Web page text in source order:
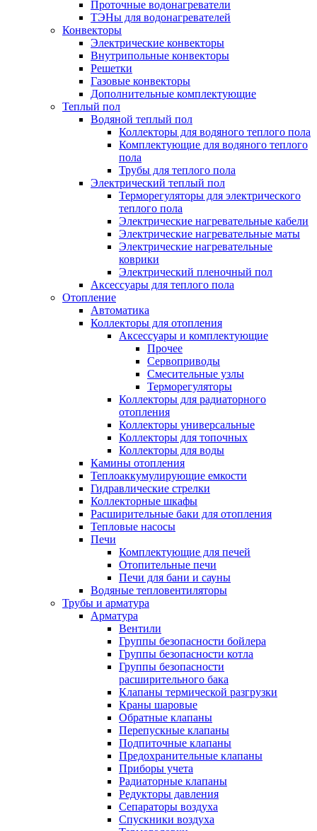
Проточные водонагреватели
ТЭНы для водонагревателей
Конвекторы
Электрические конвекторы
Внутрипольные конвекторы
Решетки
Газовые конвекторы
Дополнительные комплектующие
Теплый пол
Водяной теплый пол
Коллекторы для водяного теплого пола
Комплектующие для водяного теплого
пола
Трубы для теплого пола
Электрический теплый пол
Терморегуляторы для электрического
теплого пола
Электрические нагревательные кабели
Электрические нагревательные маты
Электрические нагревательные
коврики
Электрический пленочный пол
Аксессуары для теплого пола
Отопление
Автоматика
Коллекторы для отопления
Аксессуары и комплектующие
Прочее
Сервоприводы
Смесительные узлы
Терморегуляторы
Коллекторы для радиаторного
отопления
Коллекторы универсальные
Коллекторы для топочных
Коллекторы для воды
Камины отопления
Теплоаккумулирующие емкости
Гидравлические стрелки
Коллекторные шкафы
Расширительные баки для отопления
Тепловые насосы
Печи
Комплектующие для печей
Отопительные печи
Печи для бани и сауны
Водяные тепловентиляторы
Трубы и арматура
Арматура
Вентили
Группы безопасности бойлера
Группы безопасности котла
Группы безопасности
расширительного бака
Клапаны термической разгрузки
Краны шаровые
Обратные клапаны
Перепускные клапаны
Подпиточные клапаны
Предохранительные клапаны
Приборы учета
Радиаторные клапаны
Редукторы давления
Сепараторы воздуха
Спускники воздуха